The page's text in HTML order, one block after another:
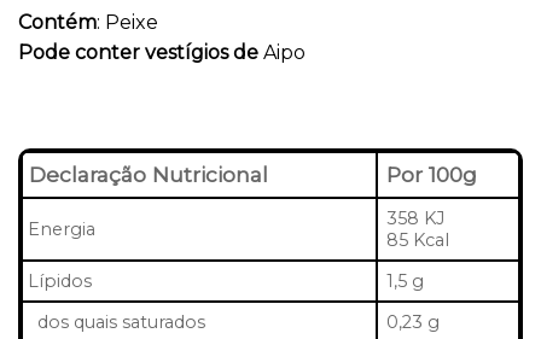
Contém: Peixe
Pode conter vestígios de Aipo
Declaração Nutricional Por 100g
Energia
358 KJ
85 Kcal
Lípidos
1,5 g
dos quais saturados
0,23 g